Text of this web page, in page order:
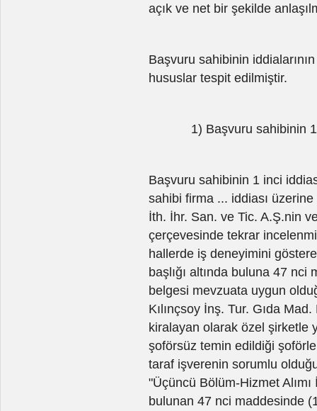
açık ve net bir şekilde
Başvuru sahibinin
hususlar tespit edilmiştir.
1) Başvuru sahibinin 1
Başvuru sahibinin 1 inci
sahibi firma ... iddiası
İth. İhr. San. ve Tic. A.Ş.nin
çerçevesinde tekrar
hallerde iş deneyimini
başlığı altında buluna 47
belgesi mevzuata uygun
Kılınçsoy İnş. Tur. Gıda
kiralayan olarak özel şirketle
şoförsüz temin edildiği
taraf işverenin sorumlu
"Üçüncü Bölüm-Hizmet
bulunan 47 nci maddesinde